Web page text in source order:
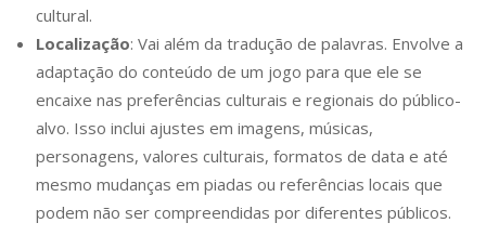
cultural.
Localização: Vai além da tradução de palavras. Envolve a
adaptação do conteúdo de um jogo para que ele se
encaixe nas preferências culturais e regionais do público-
alvo. Isso inclui ajustes em imagens, músicas,
personagens, valores culturais, formatos de data e até
mesmo mudanças em piadas ou referências locais que
podem não ser compreendidas por diferentes públicos.